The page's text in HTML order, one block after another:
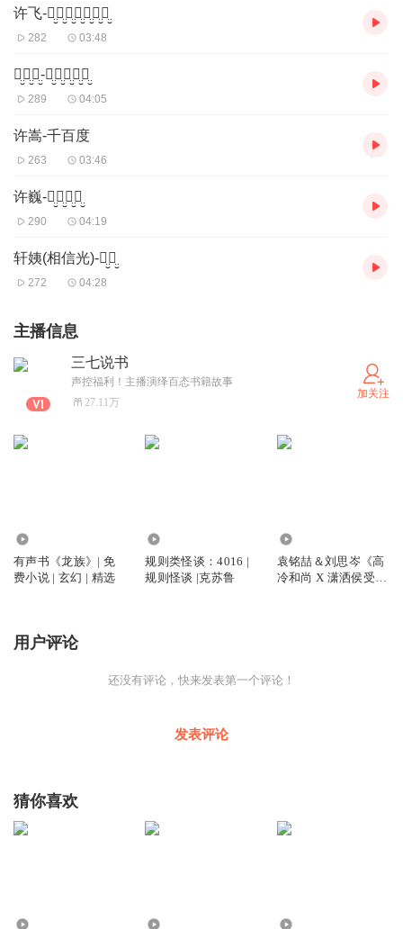
许飞-父̤̮亲̤̮写̤̮的̤̮散̤̮文̤̮诗̤̮
282 03:48
许̤̮慧̤̮欣̤̮-七̤̮月̤̮七̤̮日̤̮晴̤̮
289 04:05
许嵩-千百度
263 03:46
许巍-曾̤̮经̤̮的̤̮你̤̮
290 04:19
轩姨(相信光)-缺̤̮氧̤̮
272 04:28
主播信息
三七说书
声控福利！主播演绎百态书籍故事
27.11万
加关注
有声书《龙族》| 免
费小说 | 玄幻 | 精选
规则类怪谈：4016 |
规则怪谈 |克苏鲁
袁铭喆＆刘思岑《高
冷和尚 X 潇洒侯受》
用户评论
还没有评论，快来发表第一个评论！
发表评论
猜你喜欢